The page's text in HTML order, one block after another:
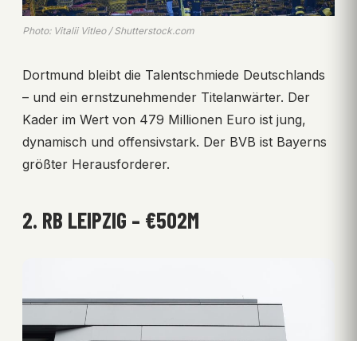
Photo: Vitalii Vitleo / Shutterstock.com
Dortmund bleibt die Talentschmiede Deutschlands
– und ein ernstzunehmender Titelanwärter. Der
Kader im Wert von 479 Millionen Euro ist jung,
dynamisch und offensivstark. Der BVB ist Bayerns
größter Herausforderer.
2. RB LEIPZIG – €502M